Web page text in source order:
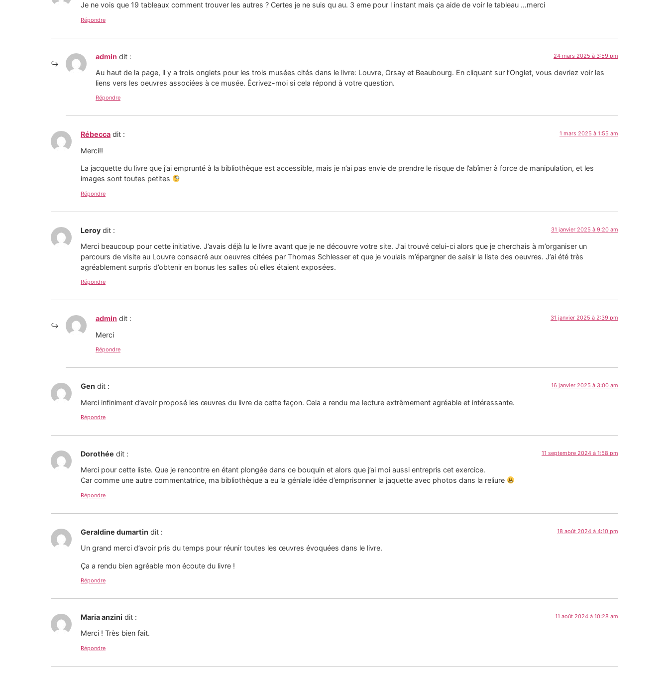
Je ne vois que 19 tableaux comment trouver les autres ? Certes je ne suis qu au. 3 eme pour l instant mais ça aide de voir le tableau …merci
Répondre
admin dit : 24 mars 2025 à 3:59 pm
Au haut de la page, il y a trois onglets pour les trois musées cités dans le livre: Louvre, Orsay et Beaubourg. En cliquant sur l’Onglet, vous devriez voir les
liens vers les oeuvres associées à ce musée. Écrivez-moi si cela répond à votre question.
Répondre
Rébecca dit : 1 mars 2025 à 1:55 am
Merci!!
La jacquette du livre que j’ai emprunté à la bibliothèque est accessible, mais je n’ai pas envie de prendre le risque de l’abîmer à force de manipulation, et les
images sont toutes petites
Répondre
Leroy dit : 31 janvier 2025 à 9:20 am
Merci beaucoup pour cette initiative. J’avais déjà lu le livre avant que je ne découvre votre site. J’ai trouvé celui-ci alors que je cherchais à m’organiser un
parcours de visite au Louvre consacré aux oeuvres citées par Thomas Schlesser et que je voulais m’épargner de saisir la liste des oeuvres. J’ai été très
agréablement surpris d’obtenir en bonus les salles où elles étaient exposées.
Répondre
admin dit : 31 janvier 2025 à 2:39 pm
Merci
Répondre
Gen dit : 16 janvier 2025 à 3:00 am
Merci infiniment d’avoir proposé les œuvres du livre de cette façon. Cela a rendu ma lecture extrêmement agréable et intéressante.
Répondre
Dorothée dit : 11 septembre 2024 à 1:58 pm
Merci pour cette liste. Que je rencontre en étant plongée dans ce bouquin et alors que j’ai moi aussi entrepris cet exercice.
Car comme une autre commentatrice, ma bibliothèque a eu la géniale idée d’emprisonner la jaquette avec photos dans la reliure
Répondre
Geraldine dumartin dit : 18 août 2024 à 4:10 pm
Un grand merci d’avoir pris du temps pour réunir toutes les œuvres évoquées dans le livre.
Ça a rendu bien agréable mon écoute du livre !
Répondre
Maria anzini dit : 11 août 2024 à 10:28 am
Merci ! Très bien fait.
Répondre